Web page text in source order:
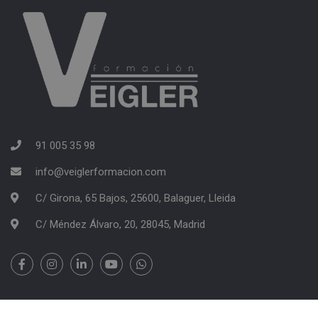
91 005 35 98
info@veiglerformacion.com
C/ Girona, 65 Bajos, 25600, Balaguer, Lleida
C/ Méndez Álvaro, 20, 28045, Madrid